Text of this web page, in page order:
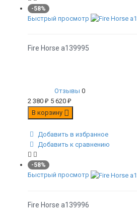
-58%
Быстрый просмотр
Fire Horse а139995
Отзывы 0
2 380 ₽ 5 620 ₽
В корзину
Добавить в избранное
Добавить к сравнению
-58%
Быстрый просмотр
Fire Horse а139996